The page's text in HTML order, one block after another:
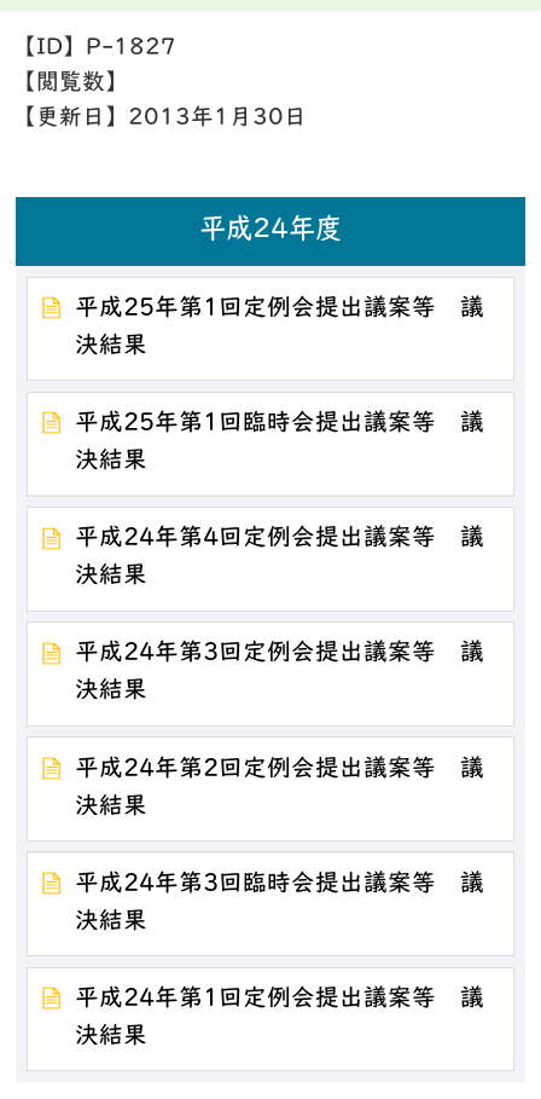
【ID】 P-1827
【閲覧数】
【更新日】 2013年1月30日
平成24年度
平成25年第1回定例会提出議案等 議
決結果
平成25年第1回臨時会提出議案等 議
決結果
平成24年第4回定例会提出議案等 議
決結果
平成24年第3回定例会提出議案等 議
決結果
平成24年第2回定例会提出議案等 議
決結果
平成24年第3回臨時会提出議案等 議
決結果
平成24年第1回定例会提出議案等 議
決結果